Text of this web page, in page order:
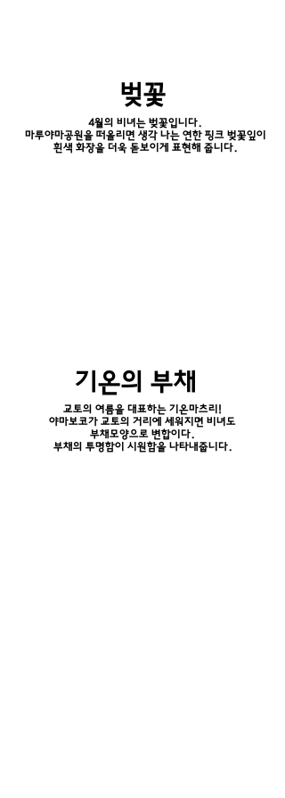
​벚꽃
4월의 비녀는 벚꽃입니다.
마루야마공원을 떠올리면 생각 나는 연한 핑크 벚꽃잎이
흰색 화장을 더욱 돋보이게 표현해 줍니다.
기온의 부채
교토의 여름을 대표하는 기온마츠리!
야마보코가 교토의 거리에 세워지면 비녀도
부채모양으로 변합이다.
부채의 투명함이 시원함을 나타내줍니다.